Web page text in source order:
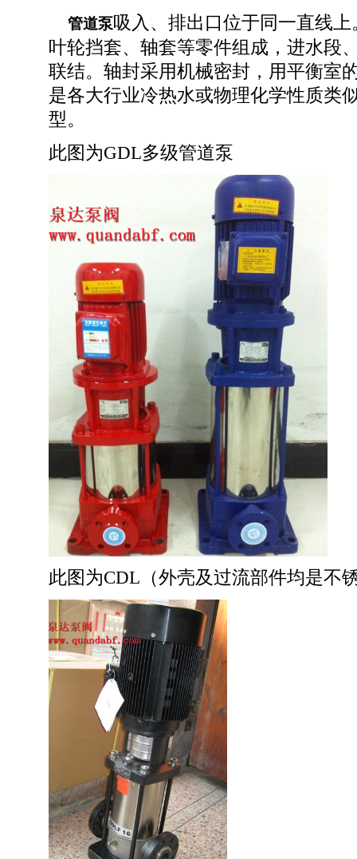
管道泵吸入、排出口位于同一直线
叶轮挡套、轴套等零件组成，进水段
联结。轴封采用机械密封，用平衡室
是各大行业冷热水或物理化学性质类
型。
此图为GDL多级管道泵
此图为CDL （外壳及过流部件均是不